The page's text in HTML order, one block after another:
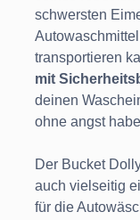
schwersten
transportieren
mit
deinen
ohne angst
Der Bucket
auch vielseitig
für die